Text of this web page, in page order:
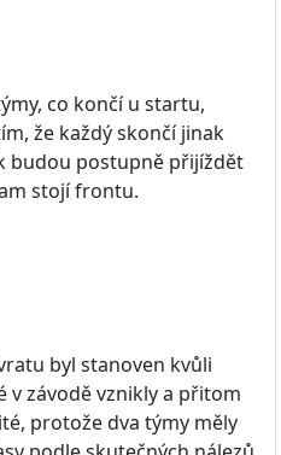
co končí u startu,
že každý skončí jinak
budou postupně přijíždět
stojí frontu.
byl stanoven kvůli
v závodě vznikly a přitom
protože dva týmy měly